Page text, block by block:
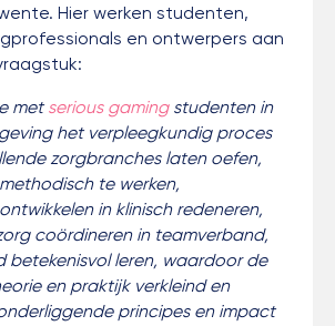
Hier werken studenten,
en ontwerpers aan
metserious gaming studenten in
het verpleegkundig proces
zorgbranches laten oefen,
te werken,
in klinisch redeneren,
coördineren in teamverband,
betekenisvol leren, waardoor de
en praktijk verkleind en
principes en impact